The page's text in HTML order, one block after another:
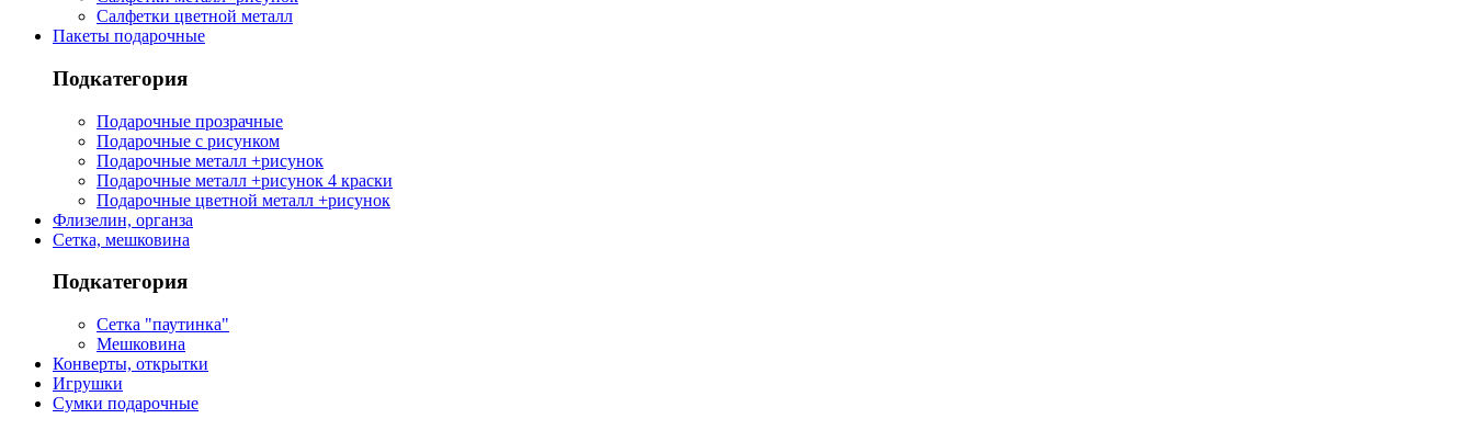
Салфетки цветной металл
Пакеты подарочные
Подкатегория
Подарочные прозрачные
Подарочные с рисунком
Подарочные металл +рисунок
Подарочные металл +рисунок 4 краски
Подарочные цветной металл +рисунок
Флизелин, органза
Сетка, мешковина
Подкатегория
Сетка "паутинка"
Мешковина
Конверты, открытки
Игрушки
Сумки подарочные